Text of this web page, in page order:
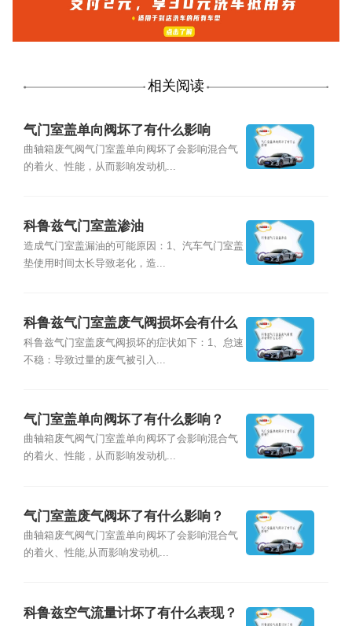
相关阅读
气门室盖单向阀坏了有什么影响
曲轴箱废气阀气门室盖单向阀坏了会影响混合气
的着火、性能，从而影响发动机...
科鲁兹气门室盖渗油
造成气门室盖漏油的可能原因：1、汽车气门室盖
垫使用时间太长导致老化，造...
科鲁兹气门室盖废气阀损坏会有什么
症状？
科鲁兹气门室盖废气阀损坏的症状如下：1、怠速
不稳：导致过量的废气被引入...
气门室盖单向阀坏了有什么影响？
曲轴箱废气阀气门室盖单向阀坏了会影响混合气
的着火、性能，从而影响发动机...
气门室盖废气阀坏了有什么影响？
曲轴箱废气阀气门室盖单向阀坏了会影响混合气
的着火、性能,从而影响发动机...
科鲁兹空气流量计坏了有什么表现？